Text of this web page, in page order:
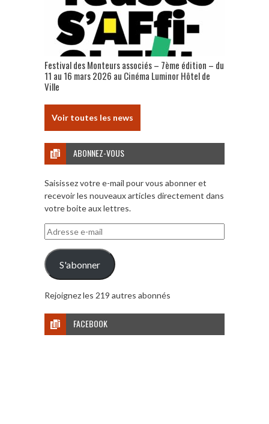
Festival des Monteurs associés – 7ème édition – du
11 au 16 mars 2026 au Cinéma Luminor Hôtel de
Ville
Voir toutes les news
ABONNEZ-VOUS
Saisissez votre e-mail pour vous abonner et
recevoir les nouveaux articles directement dans
votre boite aux lettres.
Adresse
e-
mail
S'abonner
Rejoignez les 219 autres abonnés
FACEBOOK